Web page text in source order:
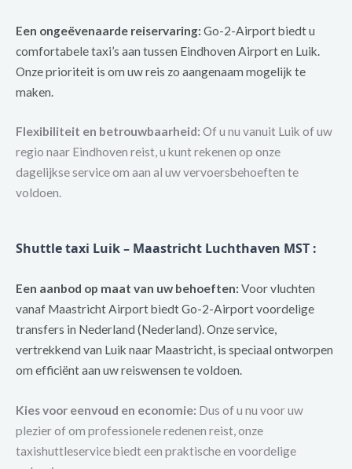
Een ongeëvenaarde reiservaring: Go-2-Airport biedt u
comfortabele taxi’s aan tussen Eindhoven Airport en Luik.
Onze prioriteit is om uw reis zo aangenaam mogelijk te
maken.
Flexibiliteit en betrouwbaarheid: Of u nu vanuit Luik of uw
regio naar Eindhoven reist, u kunt rekenen op onze
dagelijkse service om aan al uw vervoersbehoeften te
voldoen.
Shuttle taxi Luik – Maastricht Luchthaven MST :
Een aanbod op maat van uw behoeften: Voor vluchten
vanaf Maastricht Airport biedt Go-2-Airport voordelige
transfers in Nederland (Nederland). Onze service,
vertrekkend van Luik naar Maastricht, is speciaal ontworpen
om efficiënt aan uw reiswensen te voldoen.
Kies voor eenvoud en economie: Dus of u nu voor uw
plezier of om professionele redenen reist, onze
taxishuttleservice biedt een praktische en voordelige